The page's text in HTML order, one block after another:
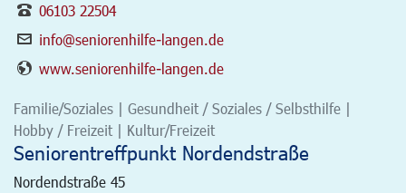
06103 22504
info@seniorenhilfe-langen.de
www.seniorenhilfe-langen.de
Familie/Soziales | Gesundheit / Soziales / Selbsthilfe |
Hobby / Freizeit | Kultur/Freizeit
Seniorentreffpunkt Nordendstraße
Nordendstraße 45